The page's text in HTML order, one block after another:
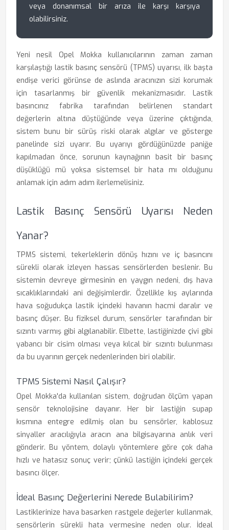
veya donanımsal bir arıza ile karşı karşıya
olabilirsiniz.
Yeni nesil Opel Mokka kullanıcılarının zaman zaman
karşılaştığı lastik basınç sensörü (TPMS) uyarısı, ilk başta
endişe verici görünse de aslında aracınızın sizi korumak
için tasarlanmış bir güvenlik mekanizmasıdır. Lastik
basıncınız fabrika tarafından belirlenen standart
değerlerin altına düştüğünde veya üzerine çıktığında,
sistem bunu bir sürüş riski olarak algılar ve gösterge
panelinde sizi uyarır. Bu uyarıyı gördüğünüzde paniğe
kapılmadan önce, sorunun kaynağının basit bir basınç
düşüklüğü mü yoksa sistemsel bir hata mı olduğunu
anlamak için adım adım ilerlemelisiniz.
Lastik Basınç Sensörü Uyarısı Neden
Yanar?
TPMS sistemi, tekerleklerin dönüş hızını ve iç basıncını
sürekli olarak izleyen hassas sensörlerden beslenir. Bu
sistemin devreye girmesinin en yaygın nedeni, dış hava
sıcaklıklarındaki ani değişimlerdir. Özellikle kış aylarında
hava soğudukça lastik içindeki havanın hacmi daralır ve
basınç düşer. Bu fiziksel durum, sensörler tarafından bir
sızıntı varmış gibi algılanabilir. Elbette, lastiğinizde çivi gibi
yabancı bir cisim olması veya kılcal bir sızıntı bulunması
da bu uyarının gerçek nedenlerinden biri olabilir.
TPMS Sistemi Nasıl Çalışır?
Opel Mokka'da kullanılan sistem, doğrudan ölçüm yapan
sensör teknolojisine dayanır. Her bir lastiğin supap
kısmına entegre edilmiş olan bu sensörler, kablosuz
sinyaller aracılığıyla aracın ana bilgisayarına anlık veri
gönderir. Bu yöntem, dolaylı yöntemlere göre çok daha
hızlı ve hatasız sonuç verir; çünkü lastiğin içindeki gerçek
basıncı ölçer.
İdeal Basınç Değerlerini Nerede Bulabilirim?
Lastiklerinize hava basarken rastgele değerler kullanmak,
sensörlerin sürekli hata vermesine neden olur. İdeal